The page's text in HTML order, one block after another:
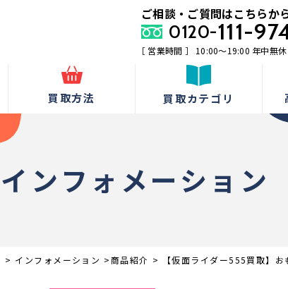
ご相談・ご質問はこちらか
0120-111-
［ 営業時間 ］ 10:00〜19:00 年中無休
買取方法 買取カテゴリ
インフォメーション
> インフォメーション >商品紹介 > 【仮面ライダー555買取】